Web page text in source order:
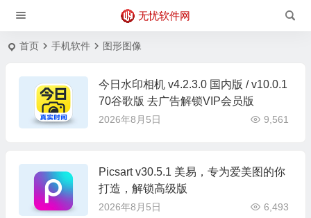
无忧软件网
首页 手机软件 图形图像
今日水印相机 v4.2.3.0 国内版 / v10.0.1
70谷歌版 去广告解锁VIP会员版
2026年8月5日 9,561
Picsart v30.5.1 美易，专为爱美图的你
打造，解锁高级版
2026年8月5日 6,493